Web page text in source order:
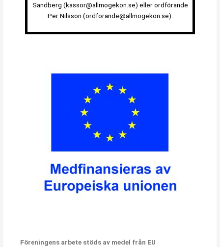
Sandberg (kassor@allmogekon.se) eller ordförande
Per Nilsson (ordforande@allmogekon.se).
Föreningens arbete stöds av medel från EU